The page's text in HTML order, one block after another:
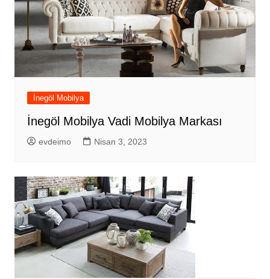
İnegöl Mobilya
İnegöl Mobilya Vadi Mobilya Markası
evdeimo Nisan 3, 2023